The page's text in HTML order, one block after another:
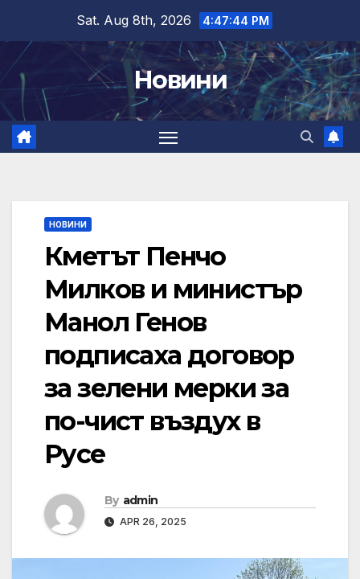
content
Sat. Aug 8th, 2026 4:47:45 PM
Новини
НОВИНИ
Кметът Пенчо
Милков и министър
Манол Генов
подписаха договор
за зелени мерки за
по-чист въздух в
Русе
By admin
APR 26, 2025